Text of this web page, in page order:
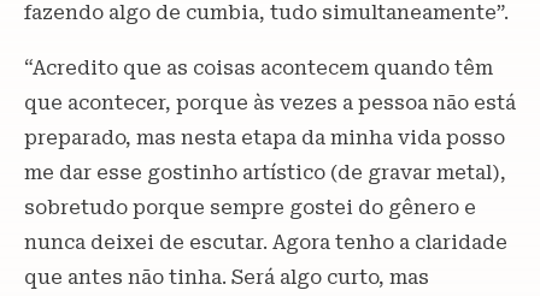
fazendo algo de cumbia, tudo simultaneamente”.
“Acredito que as coisas acontecem quando têm
que acontecer, porque às vezes a pessoa não está
preparado, mas nesta etapa da minha vida posso
me dar esse gostinho artístico (de gravar metal),
sobretudo porque sempre gostei do gênero e
nunca deixei de escutar. Agora tenho a claridade
que antes não tinha. Será algo curto, mas